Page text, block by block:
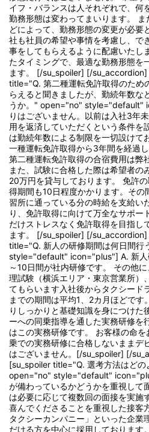
イフ・バランスは人それぞれで、何
勤務形態は変わってまいります。
どによって、勤務形態の変更が必要
社も社員の希望や事情を考慮し、で
事をしてもらえるように配慮いたし
たタイミングで、最適な勤務形態を
ます。 [/su_spoiler] [/
title="Q. 第二種運転免許取得のため
らえると聞きましたが、勤続年数な
うか。" open="no" style="default"
りはございません。以前は入社3年
用を返済していただくという条件を
は勤続年数による制限を一切設けて
一種運転免許取得から3年間を経過
第二種運転免許取得の合宿費用は弊
また、試験に合格した際は希望者の
20万円を貸与しております。 免許
得期間も10日程度かかります。その
習所に通っている分の時給を支給い
り、免許取得に向けて万全なサポー
だけストレスなく免許取得を目指し
ます。 [/su_spoiler] [/
title="Q. 新人の研修期間は何日間
style="default" icon="plus"] A. 新人
～10日間が社内研修です。 その他
理試験（横浜エリア・東京営業所）
てもらいます入社後からタクシード
までの期間は平均1、2カ月ほどです
りしっかりと基礎知識を身につけ
ーへの同乗指導を通した実務研修を
はこの実務研修です。 お客様の命
乗での実務研修に合格しないままデ
はございません。[/su_spoiler] [/
[su_spoiler title="Q. 選考方法はどの
open="no" style="default"
が備わっているかどうかを重視して
は必要に応じて複数回の面接を実施
喜んでくださることを重視した接客
タクシーカンパニー」といった企業
だける方を中心に採用しております